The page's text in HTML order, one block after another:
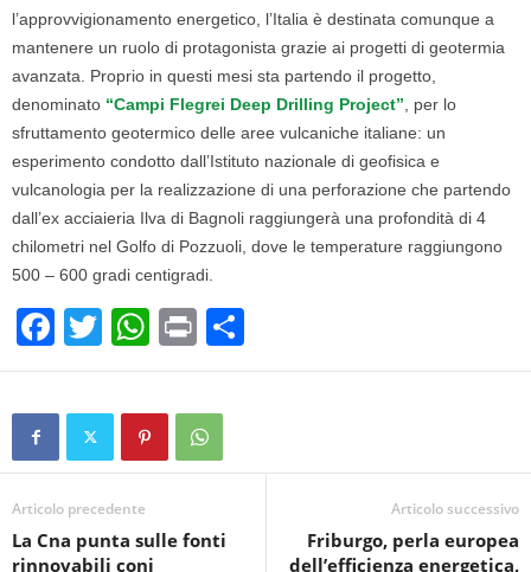
l’approvvigionamento energetico, l’Italia è destinata comunque a
mantenere un ruolo di protagonista grazie ai progetti di geotermia
avanzata. Proprio in questi mesi sta partendo il progetto,
denominato “Campi Flegrei Deep Drilling Project” , per lo
sfruttamento geotermico delle aree vulcaniche italiane: un
esperimento condotto dall’Istituto nazionale di geofisica e
vulcanologia per la realizzazione di una perforazione che partendo
dall’ex acciaieria Ilva di Bagnoli raggiungerà una profondità di 4
chilometri nel Golfo di Pozzuoli, dove le temperature raggiungono
500 – 600 gradi centigradi.
F
a
c
b
o
o
T
wi
tt
W
h
at
s
A
p
Pr
in
t
o
vi
Articolo precedente
La Cna punta sulle fonti
rinnovabili coni
Articolo successivo
Friburgo, perla europea
dell’efficienza energetica,